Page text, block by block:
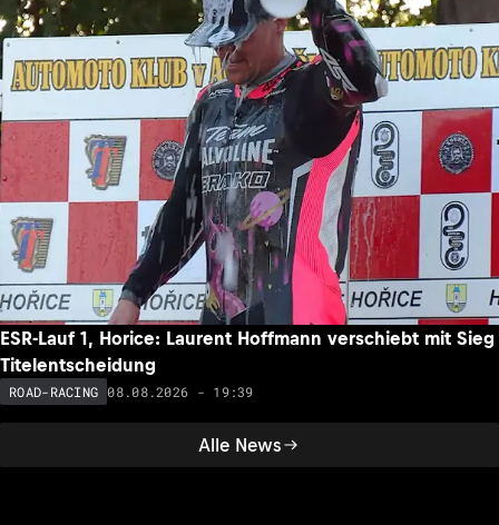
Alle News
ESR-Lauf 1, Horice: Laurent Hoffmann verschiebt mit Sieg
Titelentscheidung
ROAD-RACING 08.08.2026 - 19:39